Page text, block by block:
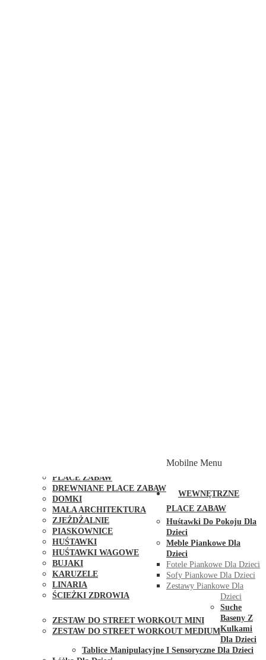
PLACE ZABAW
DREWNIANE PLACE ZABAW
DOMKI
MAŁA ARCHITEKTURA
ZJEŻDŻALNIE
PIASKOWNICE
HUŚTAWKI
HUŚTAWKI WAGOWE
BUJAKI
KARUZELE
LINARIA
ŚCIEŻKI ZDROWIA
ZESTAW DO STREET WORKOUT MINI
ZESTAW DO STREET WORKOUT MEDIUM
Mobilne Menu
WEWNĘTRZNE
PLACE ZABAW
Huśtawki Do Pokoju Dla
Dzieci
Meble Piankowe Dla
Dzieci
Fotele Piankowe Dla Dzieci
Sofy Piankowe Dla Dzieci
Zestawy Piankowe Dla
Dzieci
Suche
Baseny Z
Kulkami
Dla Dzieci
Tablice Manipulacyjne I Sensoryczne Dla Dzieci